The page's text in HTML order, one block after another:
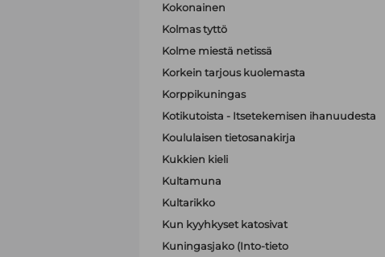
Kokonainen
Kolmas tyttö
Kolme miestä netissä
Korkein tarjous kuolemasta
Korppikuningas
Kotikutoista - Itsetekemisen ihanuudesta
Koululaisen tietosanakirja
Kukkien kieli
Kultamuna
Kultarikko
Kun kyyhkyset katosivat
Kuningasjako (Into-tieto